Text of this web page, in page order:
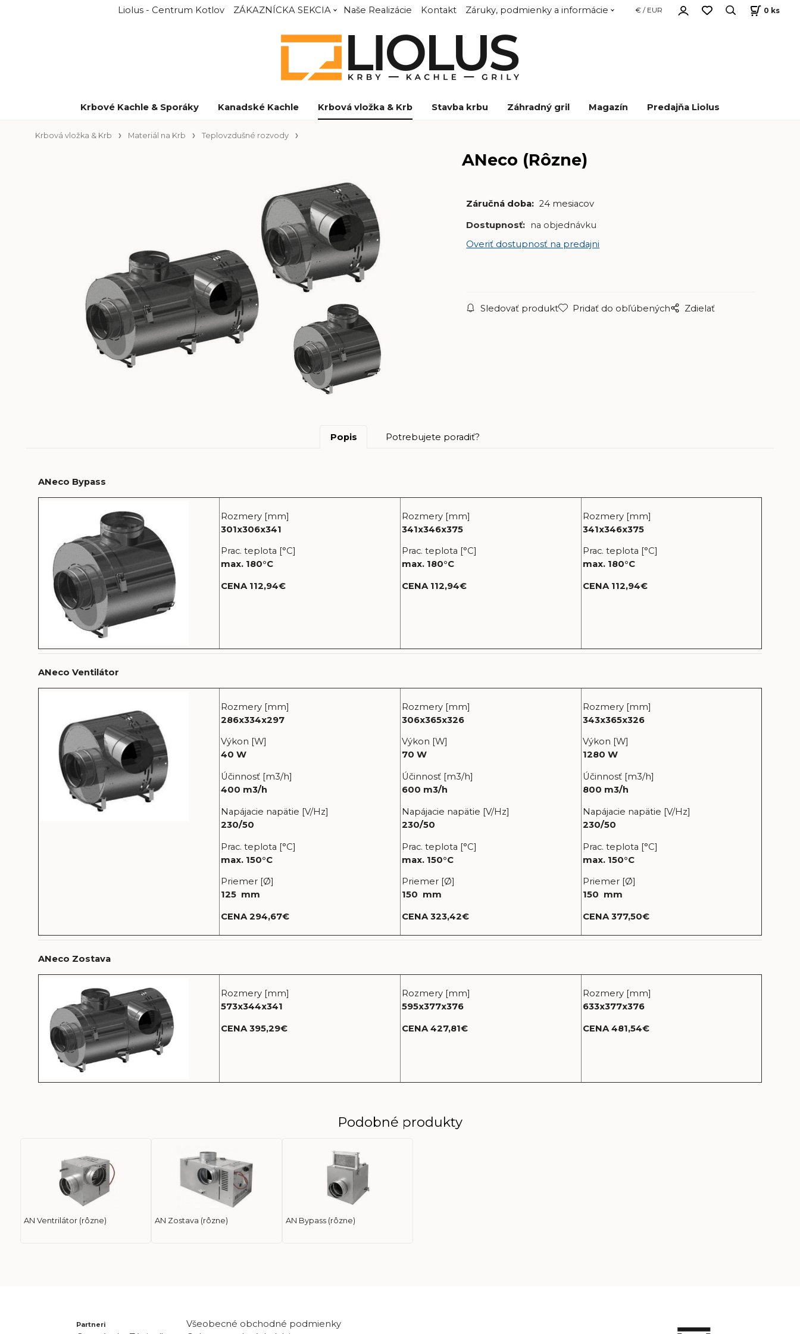
Liolus - Centrum Kotlov ZÁKAZNÍCKA SEKCIA Naše Realizácie Kontakt Záruky, podmienky a informácie € / EUR 0 ks
Krbové Kachle & Sporáky Kanadské Kachle Krbová vložka & Krb Stavba krbu Záhradný gril Magazín Predajňa Liolus
Krbová vložka & Krb Materiál na Krb Teplovzdušné rozvody
ANeco (Rôzne)
Záručná doba: 24 mesiacov
Dostupnosť: na objednávku
Overiť dostupnosť na predajni
Sledovať produkt Pridať do obľúbených Zdielať
Popis Potrebujete poradiť?
ANeco Bypass
Rozmery [mm]
301x306x341
Prac. teplota [°C]
max. 180°C
CENA 112,94€
Rozmery [mm]
341x346x375
Prac. teplota [°C]
max. 180°C
CENA 112,94€
Rozmery [mm]
341x346x375
Prac. teplota [°C]
max. 180°C
CENA 112,94€
ANeco Ventilátor
Rozmery [mm]
286x334x297
Výkon [W]
40 W
Účinnosť [m3/h]
400 m3/h
Napájacie napätie [V/Hz]
230/50
Prac. teplota [°C]
max. 150°C
Priemer [Ø]
125 mm
CENA 294,67€
Rozmery [mm]
306x365x326
Výkon [W]
70 W
Účinnosť [m3/h]
600 m3/h
Napájacie napätie [V/Hz]
230/50
Prac. teplota [°C]
max. 150°C
Priemer [Ø]
150 mm
CENA 323,42€
Rozmery [mm]
343x365x326
Výkon [W]
1280 W
Účinnosť [m3/h]
800 m3/h
Napájacie napätie [V/Hz]
230/50
Prac. teplota [°C]
max. 150°C
Priemer [Ø]
150 mm
CENA 377,50€
ANeco Zostava
Rozmery [mm]
573x344x341
CENA 395,29€
Rozmery [mm]
595x377x376
CENA 427,81€
Rozmery [mm]
633x377x376
CENA 481,54€
Podobné produkty
AN Ventrilátor (rôzne) AN Zostava (rôzne) AN Bypass (rôzne)
Partneri
Všeobecné obchodné podmienky